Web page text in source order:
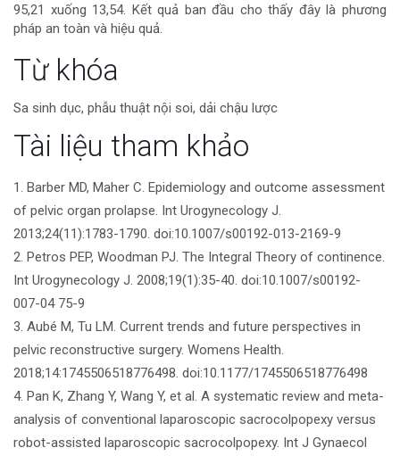
95,21 xuống 13,54. Kết quả ban đầu cho thấy đây là phương
pháp an toàn và hiệu quả.
Chi
tiết
bài
viết
Từ khóa
Sa sinh dục, phẫu thuật nội soi, dải chậu lược
Tài liệu tham khảo
1. Barber MD, Maher C. Epidemiology and outcome assessment
of pelvic organ prolapse. Int Urogynecology J.
2013;24(11):1783-1790. doi:10.1007/s00192-013-2169-9
2. Petros PEP, Woodman PJ. The Integral Theory of continence.
Int Urogynecology J. 2008;19(1):35-40. doi:10.1007/s00192-
007-04 75-9
3. Aubé M, Tu LM. Current trends and future perspectives in
pelvic reconstructive surgery. Womens Health.
2018;14:1745506518776498. doi:10.1177/1745506518776498
4. Pan K, Zhang Y, Wang Y, et al. A systematic review and meta-
analysis of conventional laparoscopic sacrocolpopexy versus
robot-assisted laparoscopic sacrocolpopexy. Int J Gynaecol